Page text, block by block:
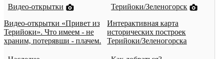
Видео-открытки
Видео-открытки «Привет из
Терийоки». Что имеем - не
храним, потерявши - плачем.
Терийоки/Зеленогорск
Интерактивная карта
исторических построек
Терийоки/Зеленогорска